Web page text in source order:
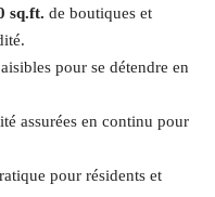
sq.ft. de boutiques et
pour se détendre en
assurées en continu pour
pour résidents et